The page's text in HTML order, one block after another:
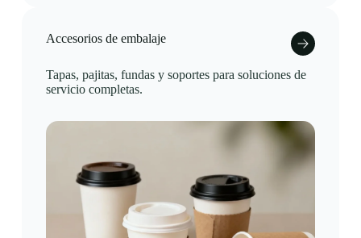
Accesorios de embalaje
Tapas, pajitas, fundas y soportes para soluciones de
servicio completas.